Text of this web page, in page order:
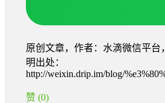
原创文章，作者：水滴微信平台
明出处：
http://weixin.drip.im/blog/
赞 (0)